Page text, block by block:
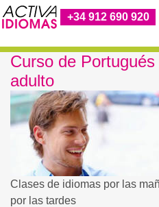
+34 912 690 920
Curso de
adulto
Clases de idiomas por las
por las tardes